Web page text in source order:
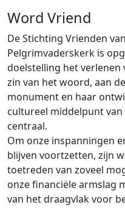
Word Vriend
De Stichting Vrienden
Pelgrimvaderskerk is
doelstelling het verlenen
zin van het woord, aan
monument en haar
cultureel middelpunt
centraal.
Om onze inspanningen
blijven voortzetten, zijn
toetreden van zoveel
onze financiële armslag
van het draagvlak voor